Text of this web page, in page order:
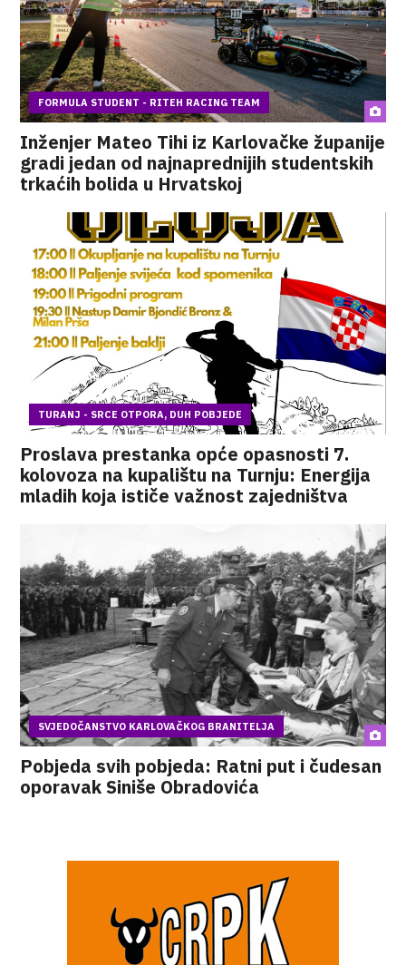
FORMULA STUDENT - RITEH RACING TEAM
Inženjer Mateo Tihi iz Karlovačke županije
gradi jedan od najnaprednijih studentskih
trkaćih bolida u Hrvatskoj
TURANJ - SRCE OTPORA, DUH POBJEDE
Proslava prestanka opće opasnosti 7.
kolovoza na kupalištu na Turnju: Energija
mladih koja ističe važnost zajedništva
SVJEDOČANSTVO KARLOVAČKOG BRANITELJA
Pobjeda svih pobjeda: Ratni put i čudesan
oporavak Siniše Obradovića